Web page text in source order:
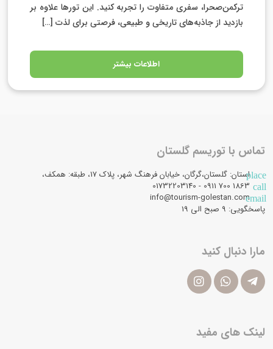
ترکمن‌صحرا، سفری متفاوت را تجربه کنید. این تورها علاوه بر
بازدید از جاذبه‌های تاریخی و طبیعی، فرصتی برای لذت […]
اطلاعات بیشتر
تماس با توریسم گلستان
placeاستان: گلستان،گرگان، خیابان فرهنگ شهر، پلاک 17، طبقه: همکف،
call
email
info@tourism-golestan.com
پاسخگویی: ۹ صبح الی 19
مارا دنبال کنید
لینک های مفید